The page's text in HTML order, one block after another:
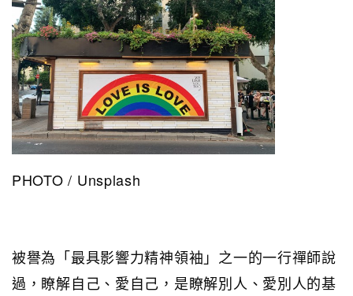
PHOTO / Unsplash
被譽為「最具影響力精神領袖」之一的一行禪師說
過，瞭解自己、愛自己，是瞭解別人、愛別人的基